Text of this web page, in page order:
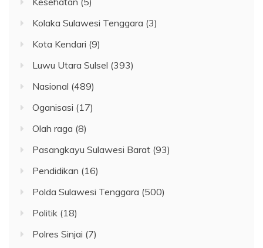
Kolaka Sulawesi Tenggara (3)
Kota Kendari (9)
Luwu Utara Sulsel (393)
Nasional (489)
Oganisasi (17)
Olah raga (8)
Pasangkayu Sulawesi Barat (93)
Pendidikan (16)
Polda Sulawesi Tenggara (500)
Politik (18)
Polres Sinjai (7)